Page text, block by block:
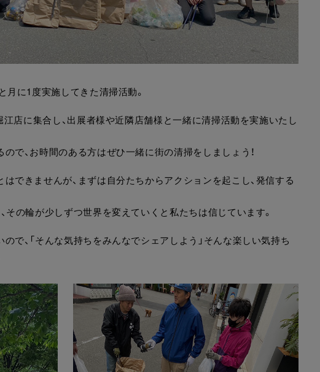
に1度実施してきた清掃活動。
店に集合し、出展者様や近隣店舗様と一緒に清掃活動を実施いたし
で、お時間のある方はぜひ一緒に街の清掃をしましょう！
できませんが、まずは自分たちからアクションを起こし、発信する
その輪が少しずつ世界を変えていくと私たちは信じています。
で、「そんな気持ちをみんなでシェアしよう」そんな楽しい気持ち